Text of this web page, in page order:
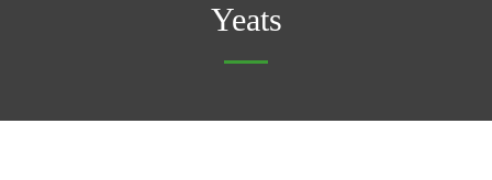
Yeats